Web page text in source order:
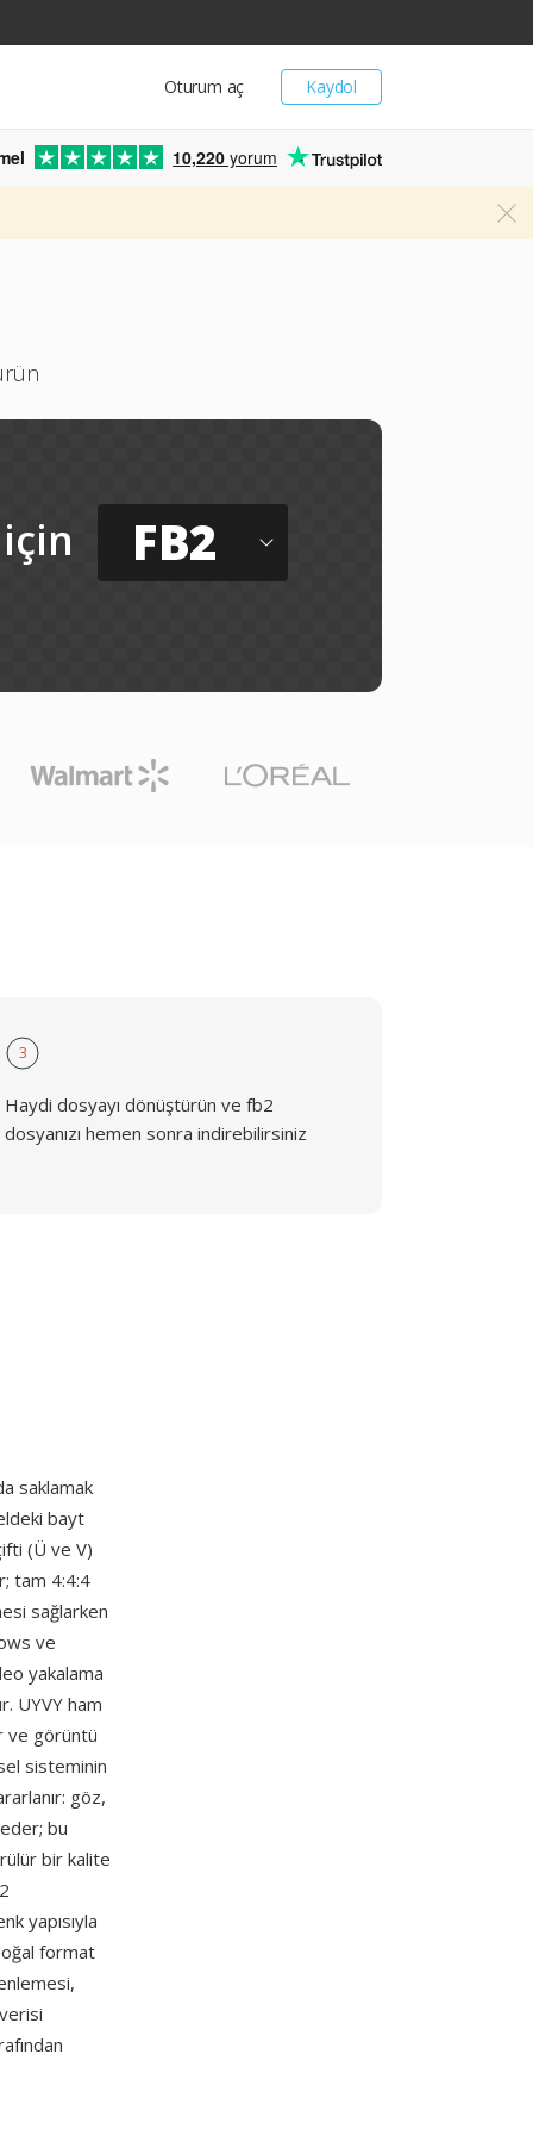
Kaydol
Oturum aç
10,220 yorum
için FB2
3
Haydi dosyayı dönüştürün ve fb2
dosyanızı hemen sonra indirebilirsiniz
saklamak
bayt
(Ü ve V)
tam 4:4:4
sağlarken
ve
yakalama
UYVY ham
ve görüntü
sisteminin
göz,
bu
bir kalite
yapısıyla
format